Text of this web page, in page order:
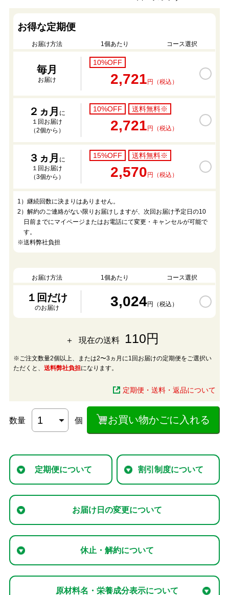
お得な定期便
お届け方法 1個あたり コース選択
毎月
お届け
10%OFF
2,721 円（税込）
２ヵ月 に
１回お届け
（2個から）
10%OFF 送料無料※
2,721 円（税込）
３ヵ月 に
１回お届け
（3個から）
15%OFF 送料無料※
2,570 円（税込）
1）継続回数に決まりはありません。
2）解約のご連絡がない限りお届けしますが、次回お届け予定日の10
日前までにマイページまたはお電話にて変更・キャンセルが可能で
す。
※送料弊社負担
お届け方法 1個あたり コース選択
１回だけ
のお届け 3,024円（税込）
現在の送料 110円
※ご注文数量2個以上、または2〜3ヵ月に1回お届けの定期便をご選択い
ただくと、送料弊社負担になります。
定期便・送料・返品について
数量 個 お買い物かごに入れる
定期便について 割引制度について
お届け日の変更について
休止・解約について
原材料名・栄養成分表示について